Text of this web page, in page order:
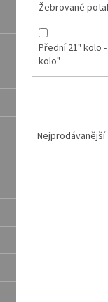
Žebrované
Přední 21" kolo
kolo"
Nejprodávanější